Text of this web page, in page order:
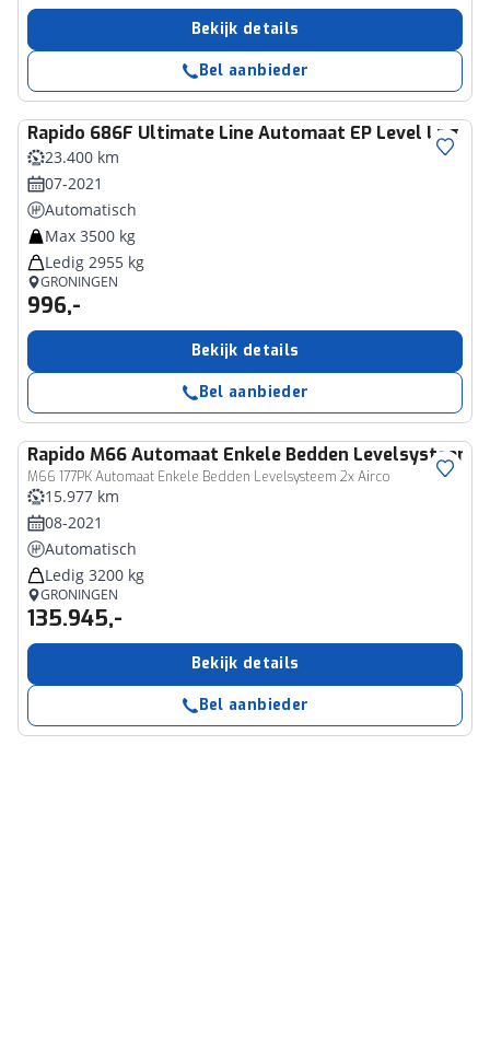
Bekijk details
Bel aanbieder
Rapido 686F Ultimate Line Automaat EP Level Lpg
23.400 km
07-2021
Automatisch
Max 3500 kg
Ledig 2955 kg
GRONINGEN
996,-
Bekijk details
Bel aanbieder
Rapido M66 Automaat Enkele Bedden Levelsysteem
M66 177PK Automaat Enkele Bedden Levelsysteem 2x Airco
15.977 km
08-2021
Automatisch
Ledig 3200 kg
GRONINGEN
135.945,-
Bekijk details
Bel aanbieder